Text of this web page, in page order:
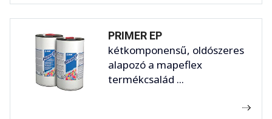
PRIMER EP
kétkomponensű, oldószeres
alapozó a mapeflex
termékcsalád ...